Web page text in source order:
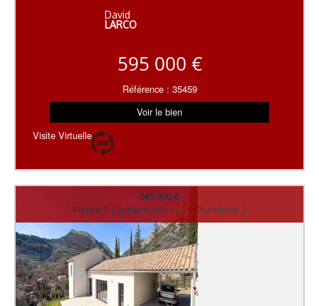
David
LARCO
595 000 €
Référence : 35459
Voir le bien
Visite Virtuelle
585 000 €
Pièces: 5 | surface(m²): 115 | Chambres: 3